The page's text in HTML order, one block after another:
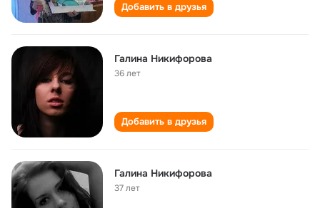
Добавить в друзья
Галина Никифорова
36 лет
Добавить в друзья
Галина Никифорова
37 лет